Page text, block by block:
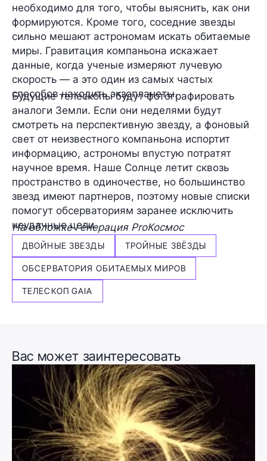
необходимо для того, чтобы выяснить, как они
формируются. Кроме того, соседние звезды
сильно мешают астрономам искать обитаемые
миры. Гравитация компаньона искажает
данные, когда ученые измеряют лучевую
скорость — а это один из самых частых
способов находить экзопланеты.
Будущие телескопы будут фотографировать
аналоги Земли. Если они неделями будут
смотреть на перспективную звезду, а фоновый
свет от неизвестного компаньона испортит
информацию, астрономы впустую потратят
научное время. Наше Солнце летит сквозь
пространство в одиночестве, но большинство
звезд имеют партнеров, поэтому новые списки
помогут обсерваториям заранее исключить
неудачные цели.
На обложке генерация ProКосмос
ДВОЙНЫЕ ЗВЕЗДЫ ТРОЙНЫЕ ЗВЁЗДЫ
ОБСЕРВАТОРИЯ ОБИТАЕМЫХ МИРОВ
ТЕЛЕСКОП GAIA
Вас может заинтересовать